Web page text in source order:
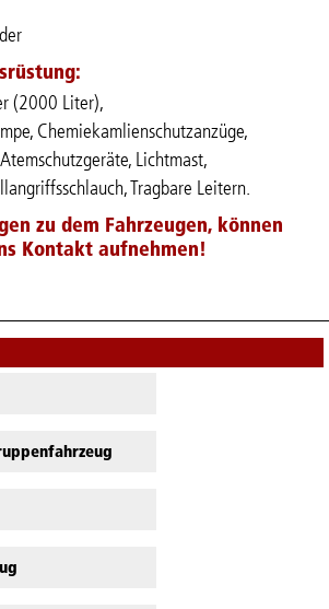
(2000 Liter),
Chemiekamlienschutzanzüge,
Lichtmast,
Tragbare Leitern.
zu dem Fahrzeugen, können
Kontakt aufnehmen!